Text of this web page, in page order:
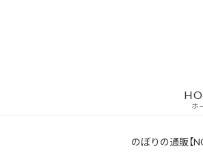
ホ
のぼりの通販【